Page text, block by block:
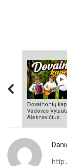
Dovainonių
Vadovas
Aleknavičius